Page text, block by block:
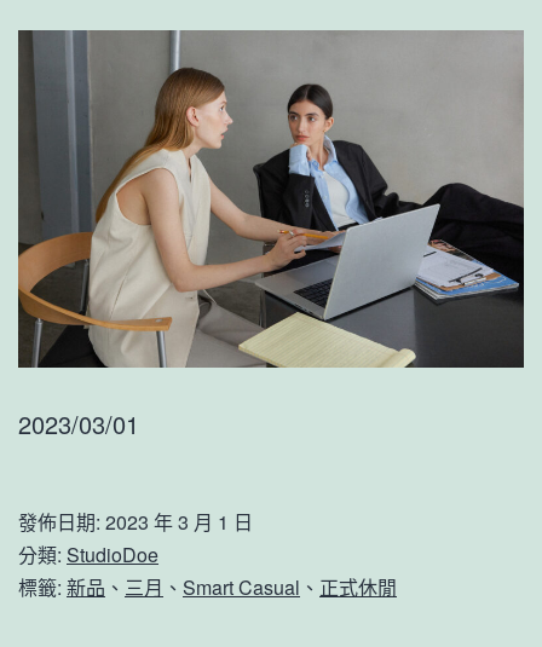
2023/03/01
發佈日期: 2023 年 3 月 1 日
分類: StudioDoe
標籤: 新品 、 三月 、 Smart Casual 、 正式休閒